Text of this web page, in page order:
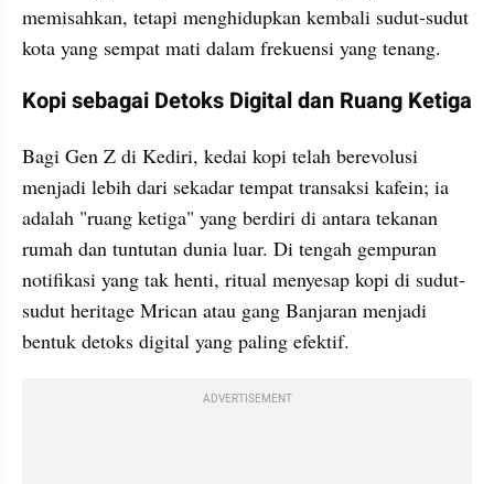
memisahkan, tetapi menghidupkan kembali sudut-sudut
kota yang sempat mati dalam frekuensi yang tenang.
​Kopi sebagai Detoks Digital dan Ruang Ketiga
​Bagi Gen Z di Kediri, kedai kopi telah berevolusi
menjadi lebih dari sekadar tempat transaksi kafein; ia
adalah "ruang ketiga" yang berdiri di antara tekanan
rumah dan tuntutan dunia luar. Di tengah gempuran
notifikasi yang tak henti, ritual menyesap kopi di sudut-
sudut heritage Mrican atau gang Banjaran menjadi
bentuk detoks digital yang paling efektif.
ADVERTISEMENT